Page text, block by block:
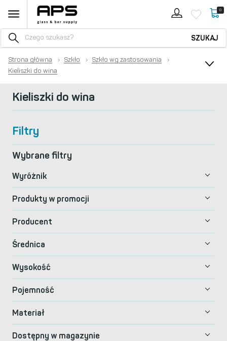
0
SZUKAJ
Strona główna › Szkło › Szkło wg zastosowania
›
Kieliszki do wina
Kieliszki do wina
Filtry
Wybrane filtry
Wyróżnik
Produkty w promocji
Producent
Średnica
Wysokość
Pojemność
Materiał
Dostępny w magazynie